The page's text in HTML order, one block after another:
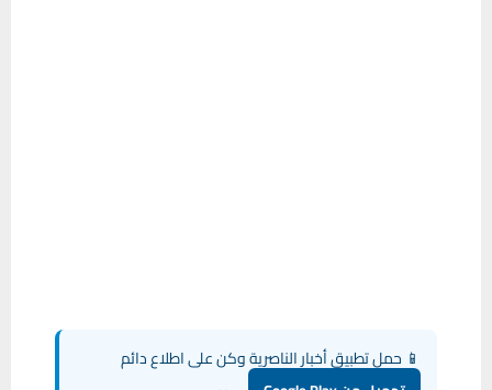
📱 حمل تطبيق أخبار الناصرية وكن على اطلاع دائم